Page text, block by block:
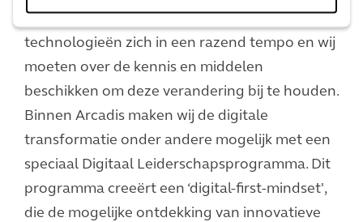
In de wereld van vandaag ontwikkelen
technologieën zich in een razend tempo en wij
moeten over de kennis en middelen
beschikken om deze verandering bij te houden.
Binnen Arcadis maken wij de digitale
transformatie onder andere mogelijk met een
speciaal Digitaal Leiderschapsprogramma. Dit
programma creeërt een ‘digital-first-mindset',
die de mogelijke ontdekking van innovatieve